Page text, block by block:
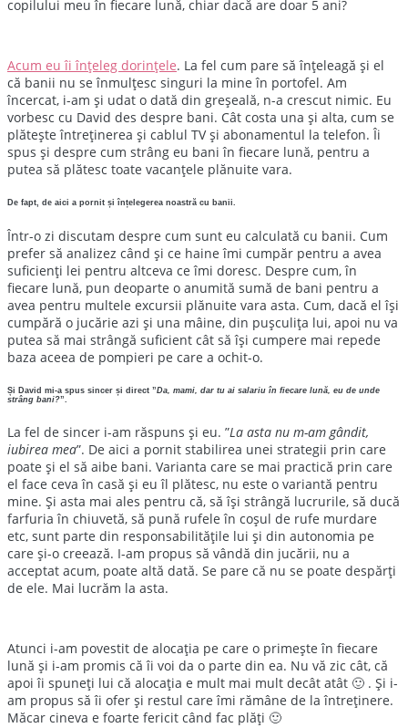
copilului meu în fiecare lună, chiar dacă are doar 5 ani?
Acum eu îi înțeleg dorințele. La fel cum pare să înțeleagă și el
că banii nu se înmulțesc singuri la mine în portofel. Am
încercat, i-am și udat o dată din greșeală, n-a crescut nimic. Eu
vorbesc cu David des despre bani. Cât costa una și alta, cum se
plătește întreținerea și cablul TV și abonamentul la telefon. Îi
spus și despre cum strâng eu bani în fiecare lună, pentru a
putea să plătesc toate vacanțele plănuite vara.
De fapt, de aici a pornit și înțelegerea noastră cu banii.
Într-o zi discutam despre cum sunt eu calculată cu banii. Cum
prefer să analizez când și ce haine îmi cumpăr pentru a avea
suficienți lei pentru altceva ce îmi doresc. Despre cum, în
fiecare lună, pun deoparte o anumită sumă de bani pentru a
avea pentru multele excursii plănuite vara asta. Cum, dacă el își
cumpără o jucărie azi și una mâine, din pușculița lui, apoi nu va
putea să mai strângă suficient cât să își cumpere mai repede
baza aceea de pompieri pe care a ochit-o.
Și David mi-a spus sincer și direct ”Da, mami, dar tu ai salariu în fiecare lună, eu de unde
strâng bani?”.
La fel de sincer i-am răspuns și eu. ”La asta nu m-am gândit,
iubirea mea”. De aici a pornit stabilirea unei strategii prin care
poate și el să aibe bani. Varianta care se mai practică prin care
el face ceva în casă și eu îl plătesc, nu este o variantă pentru
mine. Și asta mai ales pentru că, să își strângă lucrurile, să ducă
farfuria în chiuvetă, să pună rufele în coșul de rufe murdare
etc, sunt parte din responsabilitățile lui și din autonomia pe
care și-o creează. I-am propus să vândă din jucării, nu a
acceptat acum, poate altă dată. Se pare că nu se poate despărți
de ele. Mai lucrăm la asta.
Atunci i-am povestit de alocația pe care o primește în fiecare
lună și i-am promis că îi voi da o parte din ea. Nu vă zic cât, că
apoi îi spuneți lui că alocația e mult mai mult decât atât 🙂 . Și i-
am propus să îi ofer și restul care îmi rămâne de la întreținere.
Măcar cineva e foarte fericit când fac plăți 🙂